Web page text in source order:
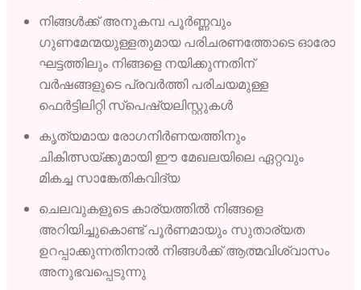
നിങ്ങൾക്ക് അനുകമ്പ പൂർണ്ണവും
ഗുണമേന്മയുള്ളതുമായ പരിചരണത്തോടെ ഓരോ
ഘട്ടത്തിലും നിങ്ങളെ നയിക്കുന്നതിന്
വർഷങ്ങളുടെ പ്രവർത്തി പരിചയമുള്ള
ഫെർട്ടിലിറ്റി സ്പെഷ്യലിസ്റ്റുകൾ
കൃത്യമായ രോഗനിർണയത്തിനും
ചികിത്സയ്ക്കുമായി ഈ മേഖലയിലെ ഏറ്റവും
മികച്ച സാങ്കേതികവിദ്യ
ചെലവുകളുടെ കാര്യത്തിൽ നിങ്ങളെ
അറിയിച്ചുകൊണ്ട് പൂർണമായും സുതാര്യത
ഉറപ്പാക്കുന്നതിനാൽ നിങ്ങൾക്ക് ആത്മവിശ്വാസം
അനുഭവപ്പെടുന്നു